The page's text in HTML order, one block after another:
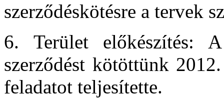
szerződéskötésre a tervek
6. Terület előkészítés: A
szerződést kötöttünk
feladatot teljesítette.